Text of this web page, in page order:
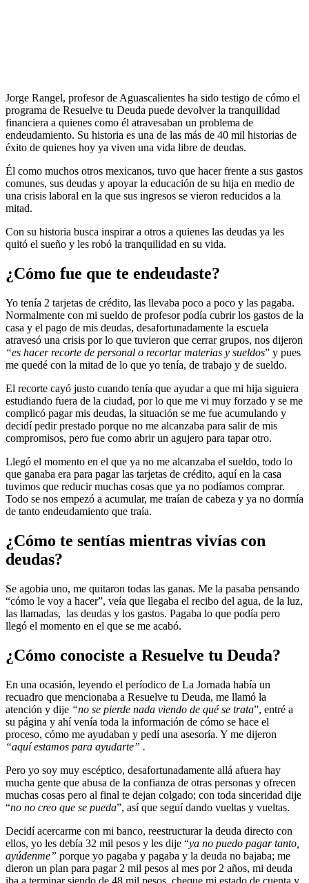
Jorge Rangel, profesor de Aguascalientes ha sido testigo de cómo el
programa de Resuelve tu Deuda puede devolver la tranquilidad
financiera a quienes como él atravesaban un problema de
endeudamiento. Su historia es una de las más de 40 mil historias de
éxito de quienes hoy ya viven una vida libre de deudas.
Él como muchos otros mexicanos, tuvo que hacer frente a sus gastos
comunes, sus deudas y apoyar la educación de su hija en medio de
una crisis laboral en la que sus ingresos se vieron reducidos a la
mitad.
Con su historia busca inspirar a otros a quienes las deudas ya les
quitó el sueño y les robó la tranquilidad en su vida.
¿Cómo fue que te endeudaste?
Yo tenía 2 tarjetas de crédito, las llevaba poco a poco y las pagaba.
Normalmente con mi sueldo de profesor podía cubrir los gastos de la
casa y el pago de mis deudas, desafortunadamente la escuela
atravesó una crisis por lo que tuvieron que cerrar grupos, nos dijeron
“es hacer recorte de personal o recortar materias y sueldos” y pues
me quedé con la mitad de lo que yo tenía, de trabajo y de sueldo.
El recorte cayó justo cuando tenía que ayudar a que mi hija siguiera
estudiando fuera de la ciudad, por lo que me vi muy forzado y se me
complicó pagar mis deudas, la situación se me fue acumulando y
decidí pedir prestado porque no me alcanzaba para salir de mis
compromisos, pero fue como abrir un agujero para tapar otro.
Llegó el momento en el que ya no me alcanzaba el sueldo, todo lo
que ganaba era para pagar las tarjetas de crédito, aquí en la casa
tuvimos que reducir muchas cosas que ya no podíamos comprar.
Todo se nos empezó a acumular, me traían de cabeza y ya no dormía
de tanto endeudamiento que traía.
¿Cómo te sentías mientras vivías con
deudas?
Se agobia uno, me quitaron todas las ganas. Me la pasaba pensando
“cómo le voy a hacer”, veía que llegaba el recibo del agua, de la luz,
las llamadas, las deudas y los gastos. Pagaba lo que podía pero
llegó el momento en el que se me acabó.
¿Cómo conociste a Resuelve tu Deuda?
En una ocasión, leyendo el períodico de La Jornada había un
recuadro que mencionaba a Resuelve tu Deuda, me llamó la
atención y dije “no se pierde nada viendo de qué se trata”, entré a
su página y ahí venía toda la información de cómo se hace el
proceso, cómo me ayudaban y pedí una asesoría. Y me dijeron
“aquí estamos para ayudarte” .
Pero yo soy muy escéptico, desafortunadamente allá afuera hay
mucha gente que abusa de la confianza de otras personas y ofrecen
muchas cosas pero al final te dejan colgado; con toda sinceridad dije
“no no creo que se pueda”, así que seguí dando vueltas y vueltas.
Decidí acercarme con mi banco, reestructurar la deuda directo con
ellos, yo les debía 32 mil pesos y les dije “ya no puedo pagar tanto,
ayúdenme” porque yo pagaba y pagaba y la deuda no bajaba; me
dieron un plan para pagar 2 mil pesos al mes por 2 años, mi deuda
iba a terminar siendo de 48 mil pesos, cheque mi estado de cuenta y